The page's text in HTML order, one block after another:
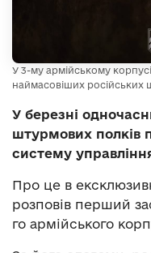
У 3-му армійському
наймасовіших російських
У березні
штурмових полків
систему
Про це в
розповів перший
го армійського